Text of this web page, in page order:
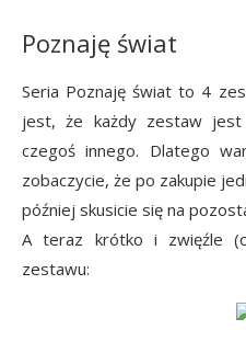
Poznaję świat
Seria Poznaję świat to 4
jest, że każdy zestaw jest
czegoś innego. Dlatego
zobaczycie, że po zakupie
później skusicie się na
A teraz krótko i zwięźle
zestawu: